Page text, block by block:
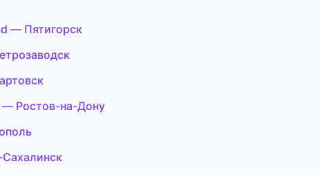
— Пятигорск
— Ростов-на-Дону